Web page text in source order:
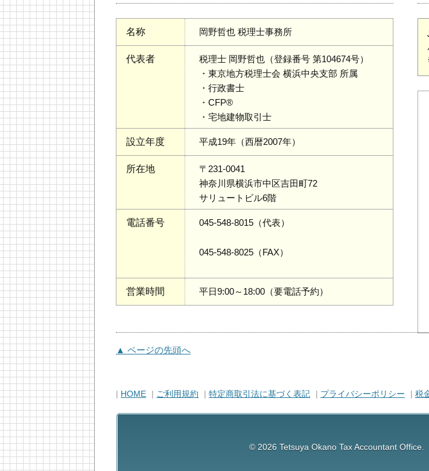
名称 岡野哲也 税理士事務所
代表者
税理士 岡野哲也（登録番号 第104674号）
・東京地方税理士会 横浜中央支部 所属
・行政書士
・CFP®
・宅地建物取引士
設立年度 平成19年（西暦2007年）
所在地
〒231-0041
神奈川県横浜市中区吉田町72
サリュートビル6階
電話番号 045-548-8015（代表）
045-548-8025（FAX）
営業時間 平日9:00～18:00（要電話予約）
▲ ページの先頭へ
| HOME | ご利用規約 | 特定商取引法に基づく表記 | プライバシーポリシー | 税
© 2026 Tetsuya Okano Tax Accountant Office.